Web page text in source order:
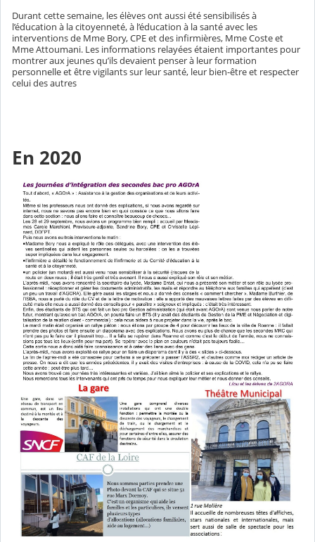
Durant cette semaine, les élèves ont aussi été sensibilisés à
l’éducation à la citoyenneté, à l’éducation à la santé avec les
interventions de Mme Bory, CPE et des infirmières, Mme Coste et
Mme Attoumani. Les informations relayées étaient importantes pour
montrer aux jeunes qu’ils devaient penser à leur formation
personnelle et être vigilants sur leur santé, leur bien-être et respecter
celui des autres
En 2020